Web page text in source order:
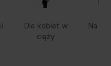
Dla kobiet w
ciąży
Na